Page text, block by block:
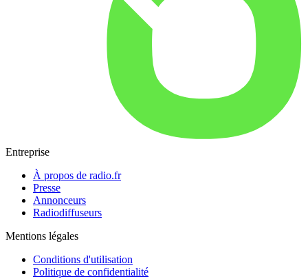
Entreprise
À propos de radio.fr
Presse
Annonceurs
Radiodiffuseurs
Mentions légales
Conditions d'utilisation
Politique de confidentialité